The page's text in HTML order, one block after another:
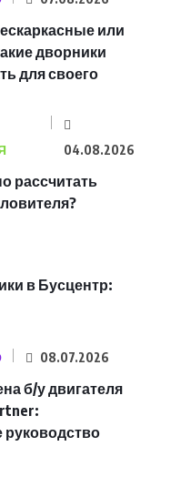
или
дворники
для своего
04.08.2026
рассчитать
в Бусцентр:
08.07.2026
б/у двигателя
руководство